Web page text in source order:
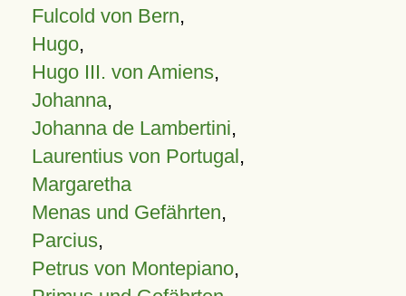
Fulcold von Bern,
Hugo,
Hugo III. von Amiens,
Johanna,
Johanna de Lambertini,
Laurentius von Portugal,
Margaretha
Menas und Gefährten,
Parcius,
Petrus von Montepiano,